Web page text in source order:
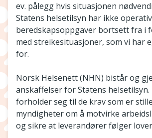
ev. pålegg hvis situasjonen
Statens helsetilsyn har ikke
beredskapsoppgaver bortsett fra i
med streikesituasjoner, som vi har
for.
Norsk Helsenett (NHN) bistår og
anskaffelser for Statens helsetilsyn.
forholder seg til de krav som er
myndigheter om å motvirke
og sikre at leverandører følger